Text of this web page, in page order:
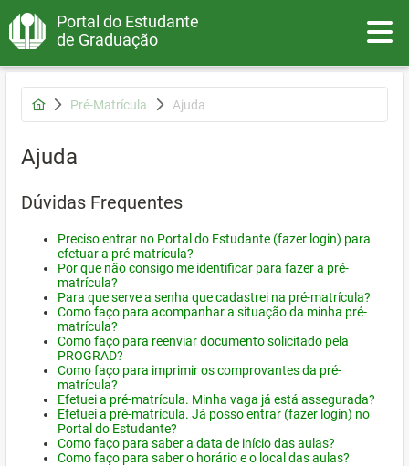
Portal do Estudante
de Graduação
Pré-Matrícula Ajuda
Ajuda
Dúvidas Frequentes
Preciso entrar no Portal do Estudante (fazer login) para
efetuar a pré-matrícula?
Por que não consigo me identificar para fazer a pré-
matrícula?
Para que serve a senha que cadastrei na pré-matrícula?
Como faço para acompanhar a situação da minha pré-
matrícula?
Como faço para reenviar documento solicitado pela
PROGRAD?
Como faço para imprimir os comprovantes da pré-
matrícula?
Efetuei a pré-matrícula. Minha vaga já está assegurada?
Efetuei a pré-matrícula. Já posso entrar (fazer login) no
Portal do Estudante?
Como faço para saber a data de início das aulas?
Como faço para saber o horário e o local das aulas?